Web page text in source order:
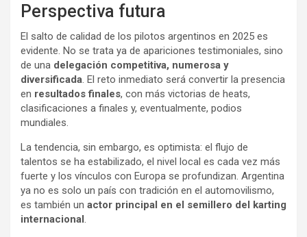
Perspectiva futura
El salto de calidad de los pilotos argentinos en 2025 es
evidente. No se trata ya de apariciones testimoniales, sino
de una delegación competitiva, numerosa y
diversificada. El reto inmediato será convertir la presencia
en resultados finales, con más victorias de heats,
clasificaciones a finales y, eventualmente, podios
mundiales.
La tendencia, sin embargo, es optimista: el flujo de
talentos se ha estabilizado, el nivel local es cada vez más
fuerte y los vínculos con Europa se profundizan. Argentina
ya no es solo un país con tradición en el automovilismo,
es también un actor principal en el semillero del karting
internacional.